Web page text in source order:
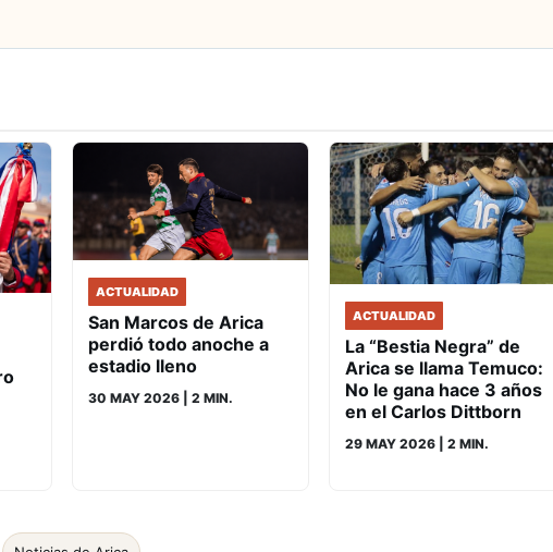
ACTUALIDAD
San Marcos de Arica
perdió todo anoche a
estadio lleno
30 MAY 2026 | 2 MIN.
ACTUALIDAD
La “Bestia Negra” de
Arica se llama Temuco:
No le gana hace 3 años
en el Carlos Dittborn
29 MAY 2026 | 2 MIN.